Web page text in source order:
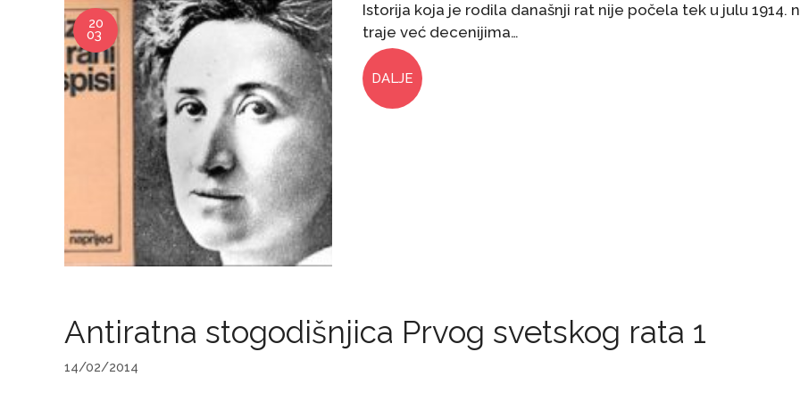
20
03
Istorija koja je rodila današnji rat nije počela tek u julu 1914.
traje već decenijima…
DALJE
Antiratna stogodišnjica Prvog svetskog rata 1
14/02/2014